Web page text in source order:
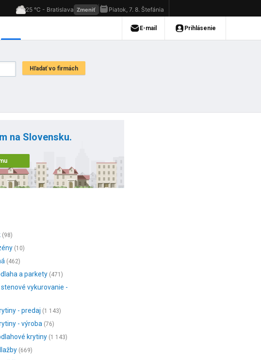
na Slovensku.
(98)
(10)
(462)
a parkety (471)
vykurovanie -
- predaj (1 143)
- výroba (76)
krytiny (1 143)
(669)